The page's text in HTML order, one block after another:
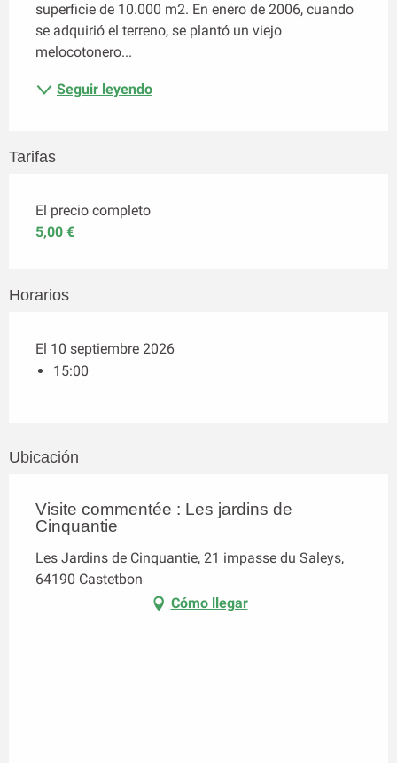
superficie de 10.000 m2. En enero de 2006, cuando
se adquirió el terreno, se plantó un viejo
melocotonero...
Seguir leyendo
Tarifas
El precio completo
5,00 €
Horarios
El 10 septiembre 2026
15:00
Ubicación
Visite commentée : Les jardins de
Cinquantie
Les Jardins de Cinquantie, 21 impasse du Saleys,
64190 Castetbon
Cómo llegar